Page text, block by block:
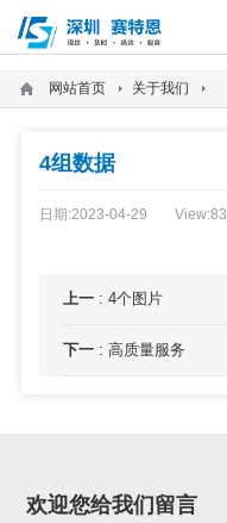
网站首页 关于我们
4组数据
日期:2023-04-29 View:83
上一: 4个图片
下一: 高质量服务
欢迎您给我们留言